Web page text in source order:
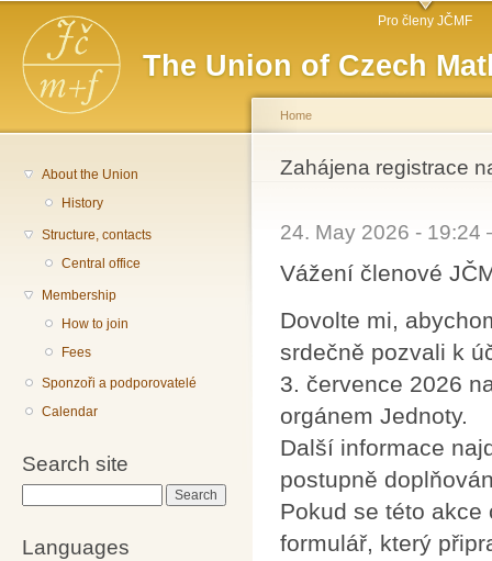
The Union of Czech
Main menu Pro členy JČMF
About the Union
History
Structure, contacts
Central office
Membership
How to join
Fees
Sponzoři a podporovatelé
Calendar
Search site
Languages
You are here
Home
Zahájena registrace
24. May 2026 -
Vážení členové
Dovolte mi,
srdečně pozvali k
3. července 2026
orgánem Jednoty.
Další informace
postupně
Pokud se této
formulář, který